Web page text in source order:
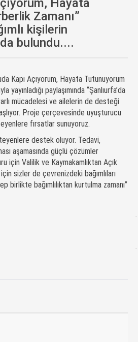
Hayata
Zamanı”
kişilerin
bulundu....
Kapı Açıyorum, Hayata Tutunuyorum
yayınladığı paylaşımında “Şanlıurfa’da
mücadelesi ve ailelerin de desteği
Proje çerçevesinde uyuşturucu
fırsatlar sunuyoruz.
destek oluyor. Tedavi,
aşamasında güçlü çözümler
için Valilik ve Kaymakamlıktan Açık
sizler de çevrenizdeki bağımlıları
birlikte bağımlılıktan kurtulma zamanı”